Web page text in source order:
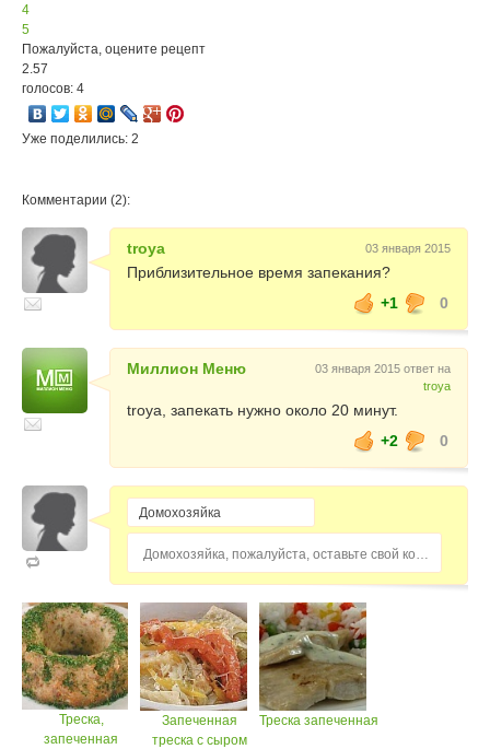
4
5
Пожалуйста, оцените рецепт
2.57
голосов: 4
Уже поделились: 2
Комментарии (2):
troya 03 января 2015
Приблизительное время запекания?
+1
0
Миллион Меню
03 января 2015 ответ на
troya
troya, запекать нужно около 20 минут.
+2
0
Домохозяйка, пожалуйста, оставьте свой комментарий...
Треска,
запеченная
Запеченная
треска с сыром
Треска запеченная